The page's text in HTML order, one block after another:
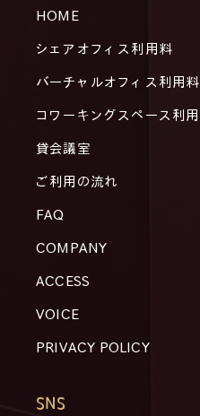
HOME
シェアオフィス利用料
バーチャルオフィス利用料
コワーキングスペース利
貸会議室
ご利用の流れ
FAQ
COMPANY
ACCESS
VOICE
PRIVACY POLICY
SNS